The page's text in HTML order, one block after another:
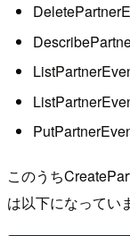
このうち
は以下になってい